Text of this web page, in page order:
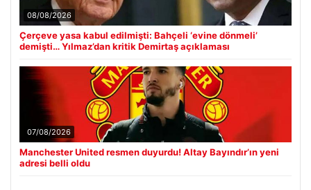
08/08/2026
Çerçeve yasa kabul edilmişti: Bahçeli ‘evine dönmeli’
demişti… Yılmaz’dan kritik Demirtaş açıklaması
07/08/2026
Manchester United resmen duyurdu! Altay Bayındır’ın yeni
adresi belli oldu